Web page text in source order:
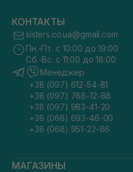
КОНТАКТЫ
sisters.co.ua@gmail.com
Пн.-Пт. с 10:00 до 19:00
Сб.-Вс. с 11:00 до 18:00
Менеджер
+38 (097) 612-54-81
+38 (097) 788-12-88
+38 (097) 983-41-20
+38 (068) 693-46-00
+38 (068) 951-22-86
МАГАЗИНЫ